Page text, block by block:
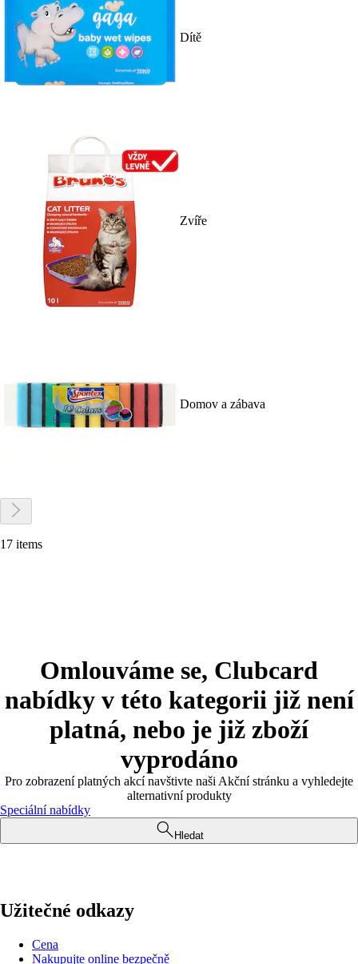
Dítě
Zvíře
Domov a zábava
17 items
Omlouváme se, Clubcard
nabídky v této kategorii již není
platná, nebo je již zboží
vyprodáno
Pro zobrazení platných akcí navštivte naši Akční stránku a vyhledejte
alternativní produkty
Speciální nabídky
Hledat
Užitečné odkazy
Cena
Nakupujte online bezpečně